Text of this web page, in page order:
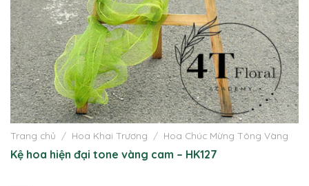
Trang chủ / Hoa Khai Trương / Hoa Chúc Mừng Tông Vàng
Kệ hoa hiện đại tone vàng cam – HK127